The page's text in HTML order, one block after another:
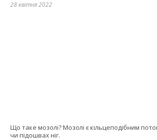
28 квітня 2022
Що таке мозолі? Мозолі є кільцеподібним
чи підошвах ніг.